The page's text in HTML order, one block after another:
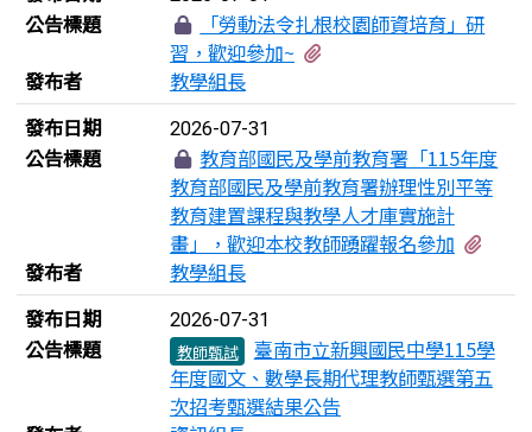
公告標題
「勞動法令扎根校園師資培育」研
習，歡迎參加~
發布者
教學組長
發布日期
2026-07-31
公告標題
教育部國民及學前教育署「115年度
教育部國民及學前教育署辦理性別平等
教育建置課程與教學人才庫實施計
畫」，歡迎本校教師踴躍報名參加
發布者
教學組長
發布日期
2026-07-31
公告標題 教師甄試
臺南市立新興國民中學115學
年度國文、數學長期代理教師甄選第五
次招考甄選結果公告